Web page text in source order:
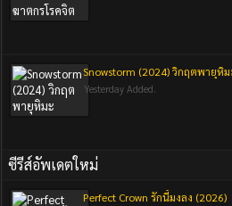
Snowstorm (2024) วิกฤตพายุหิม
Yesterday Added.
ซีรีส์อัพเดตใหม่
Perfect Crown รักนี้มงลง (2026)